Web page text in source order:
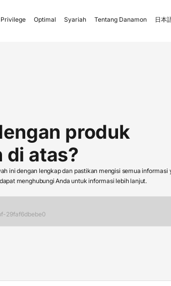
Privilege Optimal Syariah Tentang Danamon 日本
produk
di atas?
ini dengan lengkap dan pastikan mengisi semua informasi
menghubungi Anda untuk informasi lebih lanjut.